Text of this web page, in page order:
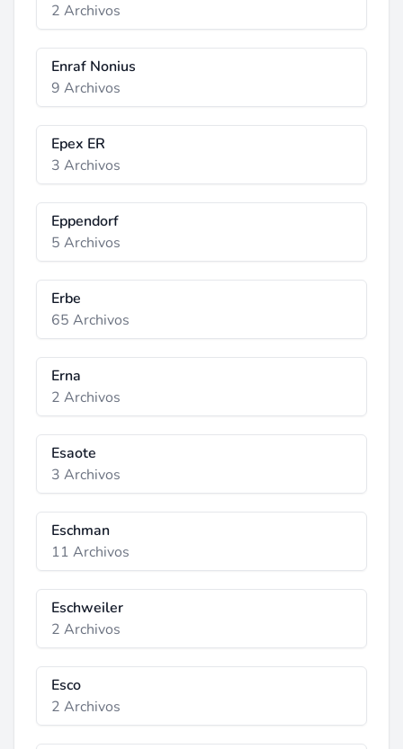
2 Archivos
Enraf Nonius
9 Archivos
Epex ER
3 Archivos
Eppendorf
5 Archivos
Erbe
65 Archivos
Erna
2 Archivos
Esaote
3 Archivos
Eschman
11 Archivos
Eschweiler
2 Archivos
Esco
2 Archivos